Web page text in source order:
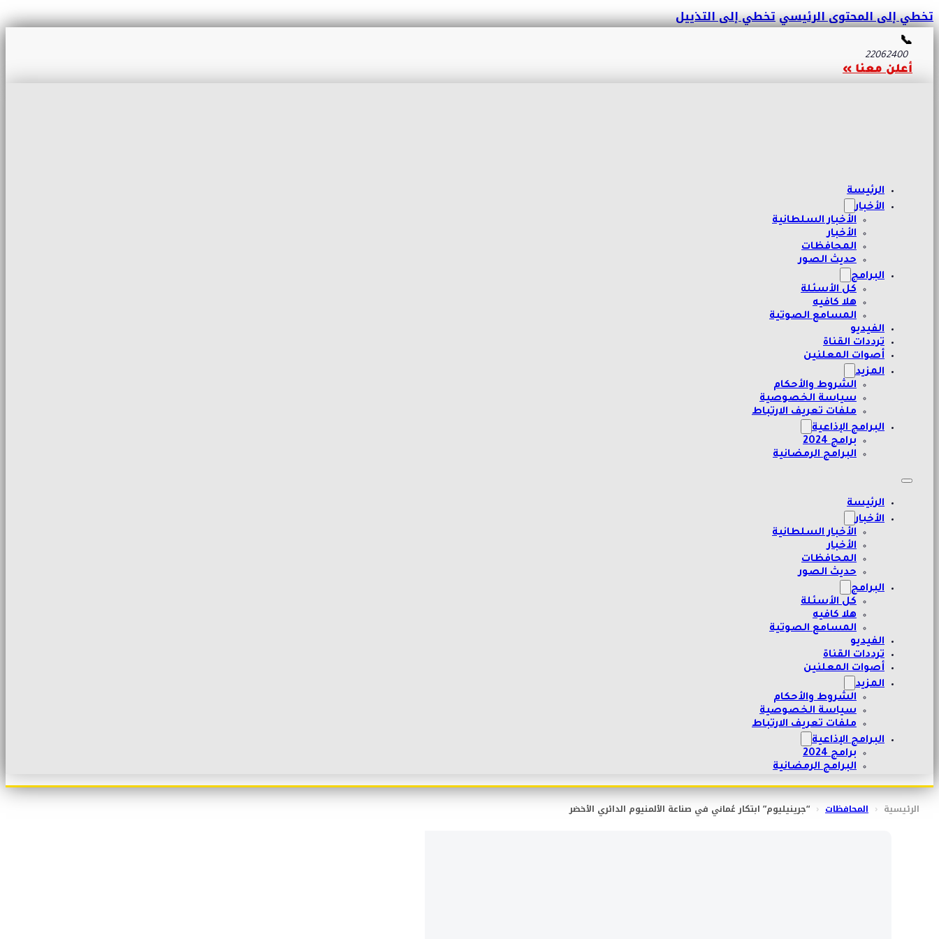
تخطي إلى المحتوى الرئيسيتخطي إلى التذييل
📞
22062400
أعلن معنا »
الرئيسة
الأخبار
الأخبار السلطانية
الأخبار
المحافظات
حديث الصور
البرامج
كل الأسئلة
هلا كافيه
المسامع الصوتية
الفيديو
ترددات القناة
أصوات المعلنين
المزيد
الشروط والأحكام
سياسة الخصوصية
ملفات تعريف الارتباط
البرامج الإذاعية
برامج 2024
البرامج الرمضانية
الرئيسة
الأخبار
الأخبار السلطانية
الأخبار
المحافظات
حديث الصور
البرامج
كل الأسئلة
هلا كافيه
المسامع الصوتية
الفيديو
ترددات القناة
أصوات المعلنين
المزيد
الشروط والأحكام
سياسة الخصوصية
ملفات تعريف الارتباط
البرامج الإذاعية
برامج 2024
البرامج الرمضانية
الرئيسية ‹ المحافظات ‹ “جرينيليوم” ابتكار عُماني في صناعة الألمنيوم الدائري الأخضر